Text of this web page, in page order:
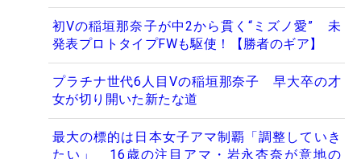
初Vの稲垣那奈子が中2から貫く“ミズノ愛” 未
発表プロトタイプFWも駆使！【勝者のギア】
プラチナ世代6人目Vの稲垣那奈子 早大卒の才
女が切り開いた新たな道
最大の標的は日本女子アマ制覇「調整していき
たい」 16歳の注目アマ・岩永杏奈が意地の